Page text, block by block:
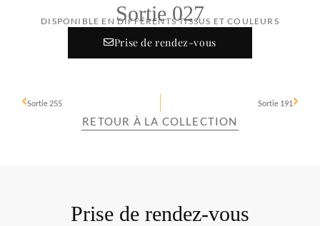
Sortie 027
DISPONIBLE EN DIFFÉRENTS TISSUS ET COULEURS
Prise de rendez-vous
Sortie 255 Sortie 191
RETOUR À LA COLLECTION
Prise de rendez-vous